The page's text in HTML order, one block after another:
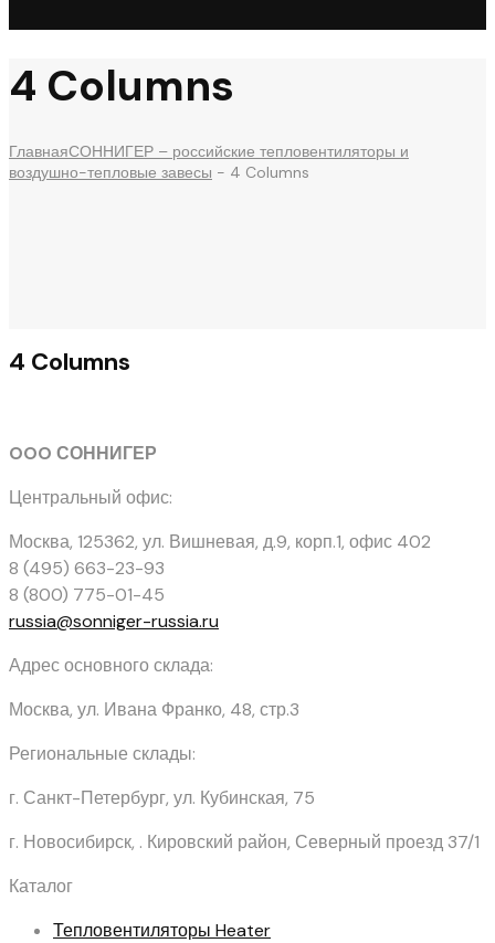
4 Columns
ГлавнаяСОННИГЕР – российские тепловентиляторы и
воздушно-тепловые завесы - 4 Columns
4 Columns
OOO СОННИГЕР
Центральный офис:
Москва, 125362, ул. Вишневая, д.9, корп.1, офис 402
8 (495) 663-23-93
8 (800) 775-01-45
russia@sonniger-russia.ru
Адрес основного склада:
Москва, ул. Ивана Франко, 48, стр.3
Региональные склады:
г. Санкт-Петербург, ул. Кубинская, 75
г. Новосибирск, . Кировский район, Северный проезд 37/1
Каталог
Тепловентиляторы Heater